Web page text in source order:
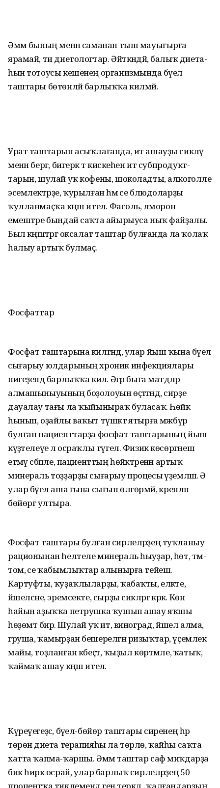
Әммә бының менән саманан тыш мауығырға
ярамай, ти диетологтар. Әйткәндәй, балыҡ диета­
һын тотоусы кешенең организмында бәүел
таштары бөтөнләй барлыҡҡа килмәй.
Урат таштарын асыҡлағанда, ит ашауҙы сикләү
менән бергә, бигерәк тә кискеһен ит суб­продукт­
тарын, шулай уҡ кофены, шоколадты, алкоголле
эсем­лектәрҙе, ҡурылған һәм әсе блюдоларҙы
ҡулланмаҫҡа кәңәш ителә. Фасоль, әлморон
емештәре бындай саҡта айырыуса ныҡ файҙалы.
Был кәңәштәргә оксалат таштар булғанда ла ҡолаҡ
һалыу артыҡ булмаҫ.
Фосфаттар
Фосфат таштарына килгәндә, улар йыш ҡына бәүел
сығарыу юлдарының хроник инфекциялары
нигеҙендә барлыҡҡа килә. Әгәр быға матдәләр
алмашыныуының боҙолоуын өҫтәгәндә, сирҙе
дауалау тағы ла ҡыйыныраҡ буласаҡ. Һөйәк
һынып, оҙайлы ваҡыт түшәктә ятырға мәжбүр
булған пациенттарҙа фосфат таштарының йыш
күҙәтелеүе лә осраҡлы түгел. Физик көсөргәнеш
етмәү сәбәпле, пациенттың һөйәктәренән артыҡ
минераль тоҙҙарҙы сығарыу процесы әүҙемләшә. Ә
улар бәүел аша ғына сығып өлгөр­мәй, әкренләп
бөйөргә ултыра.
Фосфат таштары булған сирлеләрҙең туҡланыу
рационынан һелтеле минераль һыуҙар, һөт, тәм-
том, әсе ҡабымлыҡтар алынырға тейеш.
Картуфты, ҡуҙаҡлыларҙы, ҡабаҡты, еләкте,
йәшелсәне, эремсекте, сырҙы сикләргә кәрәк. Көн
һайын аҙыҡҡа петрушка ҡушып ашау яҡшы
һөҙөмтә бирә. Шулай уҡ ит, виноград, йәшел алма,
груша, ҡамырҙан бешерелгән ризыҡтар, үҫемлек
майы, тоҙланған кәбеҫтә, ҡыҙыл көртмәле, ҡатыҡ,
ҡаймаҡ ашау кәңәш ителә.
Күреүегеҙсә, бәүел-бөйөр таштары сиренең һәр
төрөнә диета терапияһы ла төрлө, ҡайһы саҡта
хатта ҡапма-ҡаршы. Әммә таштар саф миҡдарҙа
бик һирәк осрай, улар барлыҡ сирлеләрҙең 50